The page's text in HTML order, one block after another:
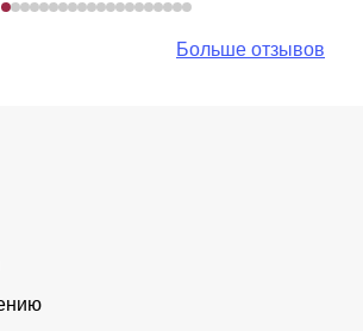
Больше отзывов